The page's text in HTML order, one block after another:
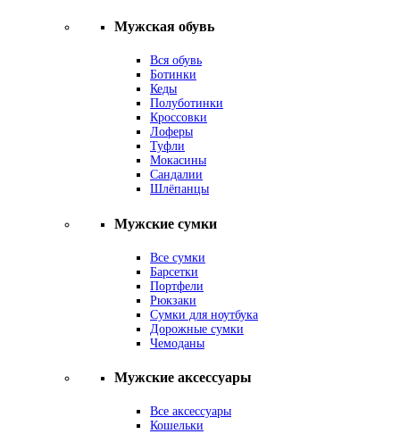
Мужская обувь
Вся обувь
Ботинки
Кеды
Полуботинки
Кроссовки
Лоферы
Туфли
Мокасины
Сандалии
Шлёпанцы
Мужские сумки
Все сумки
Барсетки
Портфели
Рюкзаки
Сумки для ноутбука
Дорожные сумки
Чемоданы
Мужские аксессуары
Все аксессуары
Кошельки